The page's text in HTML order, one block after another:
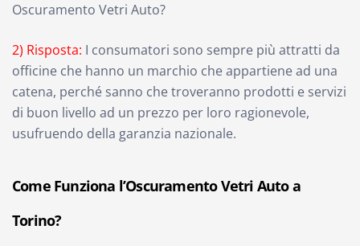
Oscuramento Vetri Auto?
2) Risposta: I consumatori sono sempre più attratti da
officine che hanno un marchio che appartiene ad una
catena, perché sanno che troveranno prodotti e servizi
di buon livello ad un prezzo per loro ragionevole,
usufruendo della garanzia nazionale.
Come Funziona l’Oscuramento Vetri Auto a
Torino?